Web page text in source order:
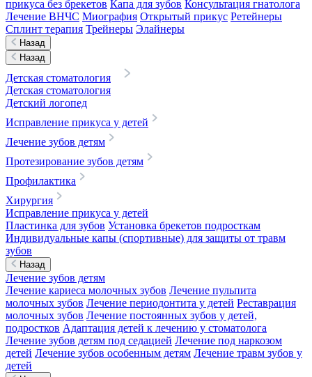
прикуса без брекетов Капа для зубов Консультация гнатолога
Лечение ВНЧС Миография Открытый прикус Ретейнеры
Сплинт терапия Трейнеры Элайнеры
Назад
Назад
Детская стоматология
Детская стоматология
Детский логопед
Исправление прикуса у детей
Лечение зубов детям
Протезирование зубов детям
Профилактика
Хирургия
Исправление прикуса у детей
Пластинка для зубов Установка брекетов подросткам
Индивидуальные капы (спортивные) для защиты от травм
зубов
Назад
Лечение зубов детям
Лечение кариеса молочных зубов Лечение пульпита
молочных зубов Лечение периодонтита у детей Реставрация
молочных зубов Лечение постоянных зубов у детей,
подростков Адаптация детей к лечению у стоматолога
Лечение зубов детям под седацией Лечение под наркозом
детей Лечение зубов особенным детям Лечение травм зубов у
детей